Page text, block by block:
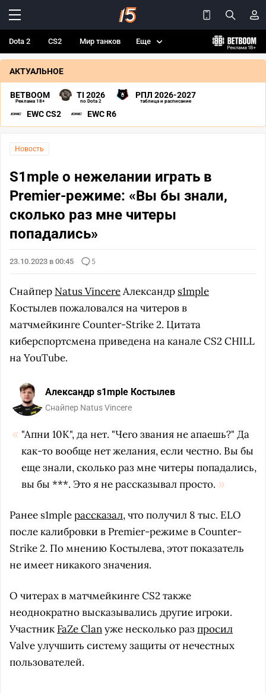
Dota 2 CS2 Мир танков Еще
АКТУАЛЬНОЕ
BETBOOM
Реклама 18+
TI 2026
по Dota 2
РПЛ 2026-2027
таблица и расписание
EWC CS2 EWC R6
Новость
S1mple о нежелании играть в
Premier-режиме: «Вы бы знали,
сколько раз мне читеры
попадались»
23.10.2023 в 00:45 5
Снайпер Natus VincereАлександр s1mple
Костылев пожаловался на читеров в
матчмейкинге Counter-Strike 2. Цитата
киберспортсмена приведена на канале CS2 CHILL
на YouTube.
Александр s1mple Костылев
Снайпер Natus Vincere
"Апни 10К", да нет. "Чего звания не апаешь?" Да
как-то вообще нет желания, если честно. Вы бы
еще знали, сколько раз мне читеры попадались,
вы бы ***. Это я не рассказывал просто.
Ранее s1mpleрассказал, что получил 8 тыс. ELO
после калибровки в Premier-режиме в Counter-
Strike 2. По мнению Костылева, этот показатель
не имеет никакого значения.
О читерах в матчмейкинге CS2 также
неоднократно высказывались другие игроки.
Участник FaZe Clanуже несколько разпросил
Valve улучшить систему защиты от нечестных
пользователей.